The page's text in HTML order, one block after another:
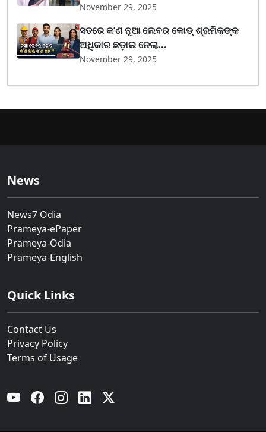
November 29, 2025
ସତରେ କ’ଣ ନୂଆ ଲେବର କୋଡ୍‌ ଶ୍ରମିକଙ୍କ
ଅଧିକାର ଛଡ଼ାଇ ନେଲା...
November 29, 2025
News
News7 Odia
Prameya-ePaper
Prameya-Odia
Prameya-English
Quick Links
Contact Us
Privacy Policy
Terms of Usage
YouTube Facebook Instagram Linkedin